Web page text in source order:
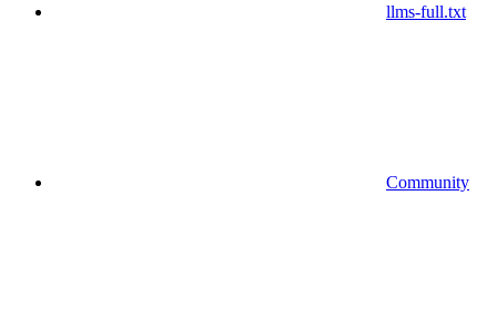
llms-full.txt
Community